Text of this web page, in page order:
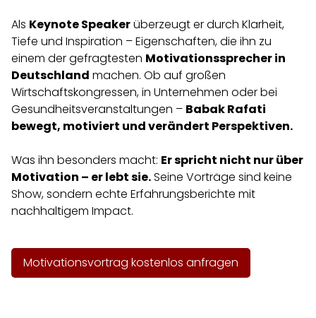
Als Keynote Speakerüberzeugt er durch Klarheit,
Tiefe und Inspiration – Eigenschaften, die ihn zu
einem der gefragtesten Motivationssprecher in
Deutschland machen. Ob auf großen
Wirtschaftskongressen, in Unternehmen oder bei
Gesundheitsveranstaltungen – Babak Rafati
bewegt, motiviert und verändert Perspektiven.
Was ihn besonders macht: Er spricht nicht nur über
Motivation – er lebt sie.Seine Vorträge sind keine
Show, sondern echte Erfahrungsberichte mit
nachhaltigem Impact.
Motivationsvortrag kostenlos anfragen